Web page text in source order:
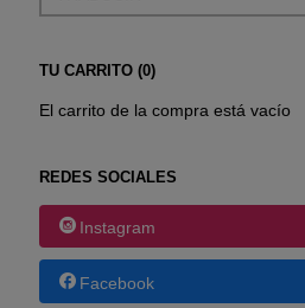
TU CARRITO (0)
El carrito de la compra está vacío
REDES SOCIALES
Instagram
Facebook